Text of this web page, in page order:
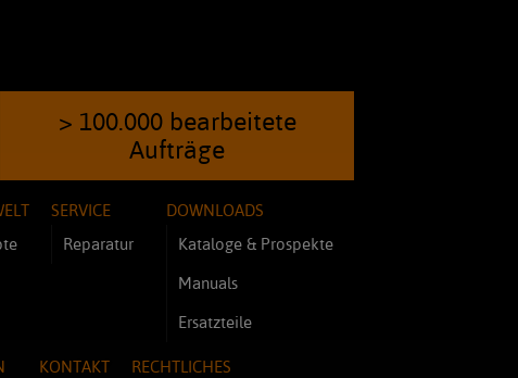
> 100.000 bearbeitete
Aufträge
SERVICE
Reparatur
DOWNLOADS
Kataloge & Prospekte
Manuals
Ersatzteile
KONTAKT RECHTLICHES